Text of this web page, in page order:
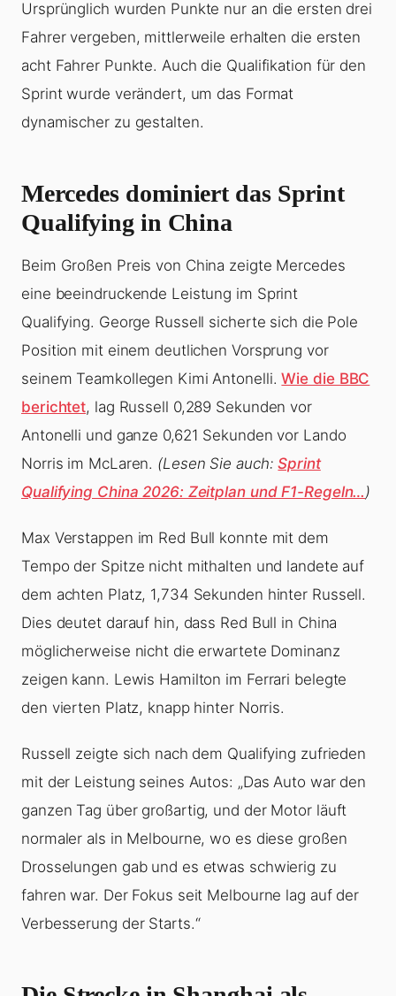
Ursprünglich wurden Punkte nur an die ersten drei
Fahrer vergeben, mittlerweile erhalten die ersten
acht Fahrer Punkte. Auch die Qualifikation für den
Sprint wurde verändert, um das Format
dynamischer zu gestalten.
Mercedes dominiert das Sprint
Qualifying in China
Beim Großen Preis von China zeigte Mercedes
eine beeindruckende Leistung im Sprint
Qualifying. George Russell sicherte sich die Pole
Position mit einem deutlichen Vorsprung vor
seinem Teamkollegen Kimi Antonelli.Wie die BBC
berichtet, lag Russell 0,289 Sekunden vor
Antonelli und ganze 0,621 Sekunden vor Lando
Norris im McLaren. (Lesen Sie auch:Sprint
Qualifying China 2026: Zeitplan und F1-Regeln…)
Max Verstappen im Red Bull konnte mit dem
Tempo der Spitze nicht mithalten und landete auf
dem achten Platz, 1,734 Sekunden hinter Russell.
Dies deutet darauf hin, dass Red Bull in China
möglicherweise nicht die erwartete Dominanz
zeigen kann. Lewis Hamilton im Ferrari belegte
den vierten Platz, knapp hinter Norris.
Russell zeigte sich nach dem Qualifying zufrieden
mit der Leistung seines Autos: „Das Auto war den
ganzen Tag über großartig, und der Motor läuft
normaler als in Melbourne, wo es diese großen
Drosselungen gab und es etwas schwierig zu
fahren war. Der Fokus seit Melbourne lag auf der
Verbesserung der Starts.“